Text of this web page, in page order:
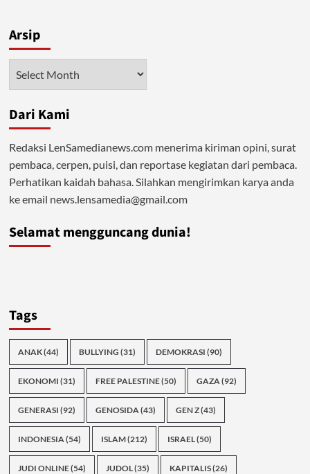
Arsip
Dari Kami
Redaksi LenSamedianews.com menerima kiriman opini, surat
pembaca, cerpen, puisi, dan reportase kegiatan dari pembaca.
Perhatikan kaidah bahasa. Silahkan mengirimkan karya anda
ke email news.lensamedia@gmail.com
Selamat mengguncang dunia!
Tags
ANAK(44) BULLYING (31) DEMOKRASI (90)
EKONOMI (31) FREE PALESTINE(50) GAZA(92)
GENERASI (92) GENOSIDA(43) GEN Z(43)
INDONESIA(54) ISLAM(212) ISRAEL(50)
JUDI ONLINE(54) JUDOL(35) KAPITALIS(26)